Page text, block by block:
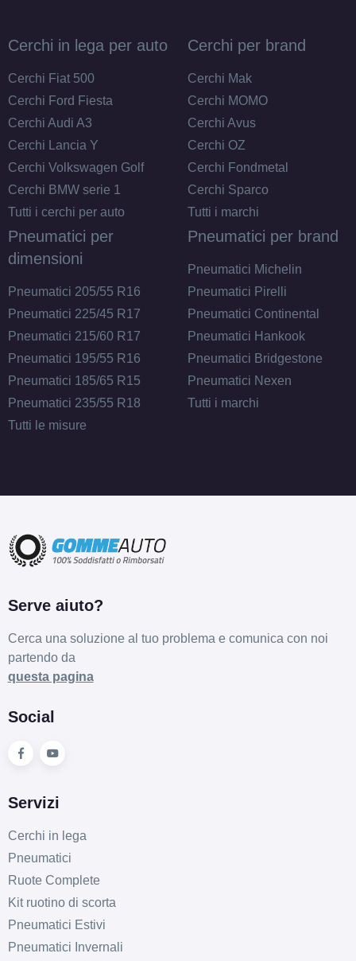
Cerchi in lega per auto
Cerchi Fiat 500
Cerchi Ford Fiesta
Cerchi Audi A3
Cerchi Lancia Y
Cerchi Volkswagen Golf
Cerchi BMW serie 1
Tutti i cerchi per auto
Cerchi per brand
Cerchi Mak
Cerchi MOMO
Cerchi Avus
Cerchi OZ
Cerchi Fondmetal
Cerchi Sparco
Tutti i marchi
Pneumatici per
dimensioni
Pneumatici 205/55 R16
Pneumatici 225/45 R17
Pneumatici 215/60 R17
Pneumatici 195/55 R16
Pneumatici 185/65 R15
Pneumatici 235/55 R18
Tutti le misure
Pneumatici per brand
Pneumatici Michelin
Pneumatici Pirelli
Pneumatici Continental
Pneumatici Hankook
Pneumatici Bridgestone
Pneumatici Nexen
Tutti i marchi
Serve aiuto?
Cerca una soluzione al tuo problema e comunica con noi
partendo da
questa pagina
Social
Servizi
Cerchi in lega
Pneumatici
Ruote Complete
Kit ruotino di scorta
Pneumatici Estivi
Pneumatici Invernali